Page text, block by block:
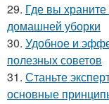
29. Где вы
домашней уборки
30. Удобное и
полезных советов
31. Станьте
основные